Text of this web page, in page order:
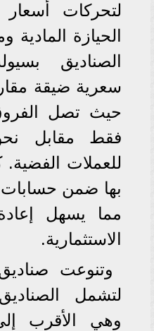
لتحركات
الحيازة المادية
الصناديق
سعرية ضيقة
فقط مقابل
للعملات الفضية.
بها ضمن حسابات
مما يسهل
الاستثمارية.
وتنوعت
لتشمل
وهي الأقرب